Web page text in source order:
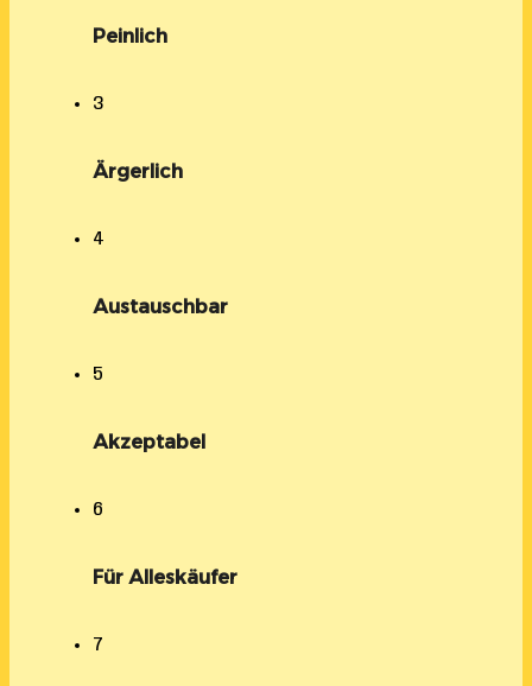
Peinlich
3
Ärgerlich
4
Austauschbar
5
Akzeptabel
6
Für Alleskäufer
7